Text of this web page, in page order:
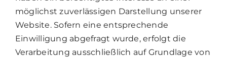
möglichst zuverlässigen Darstellung unserer
Website. Sofern eine entsprechende
Einwilligung abgefragt wurde, erfolgt die
Verarbeitung ausschließlich auf Grundlage von